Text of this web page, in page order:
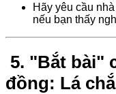
Hãy yêu cầu
nếu bạn thấy
5. "Bắt bài"
đồng: Lá